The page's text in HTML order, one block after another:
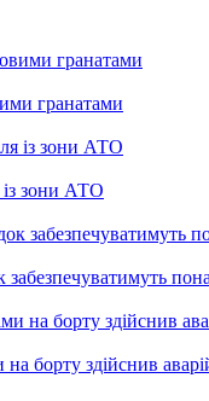
гранатами
із зони АТО
борту здійснив